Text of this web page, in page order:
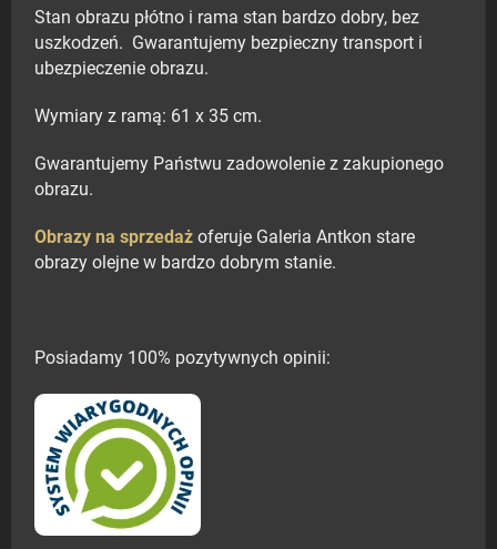
Stan obrazu płótno i rama stan bardzo dobry, bez
uszkodzeń. Gwarantujemy bezpieczny transport i
ubezpieczenie obrazu.
Wymiary z ramą: 61 x 35 cm.
Gwarantujemy Państwu zadowolenie z zakupionego
obrazu.
Obrazy na sprzedaż oferuje Galeria Antkon stare
obrazy olejne w bardzo dobrym stanie.
Posiadamy 100% pozytywnych opinii: